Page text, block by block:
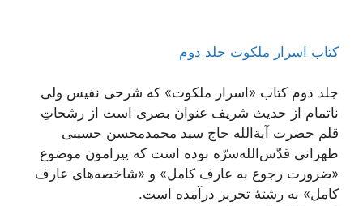
کتاب اسرار ملکوت جلد دوم
جلد دوم کتاب «اسرار ملکوت» که شرحی نفیس ولی
ناتمام از حدیث شریف عنوان بصری است از رشحاتِ
قلم حضرت آیة‌الله حاج سید محمدمحسن حسینی
طهرانی قدّس‌الله‌سرّه بوده است که پیرامون موضوع
«ضرورت رجوع به عارف کامل» و «شاخصه‌های عارف
کامل» به رشتۀ تحریر درآمده است.